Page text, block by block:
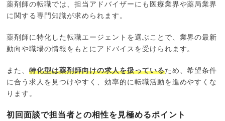
薬剤師の転職では、担当アドバイザーにも医療業界や薬局業界
に関する専門知識が求められます。
薬剤師に特化した転職エージェントを選ぶことで、業界の最新
動向や職場の情報をもとにアドバイスを受けられます。
また、特化型は薬剤師向けの求人を扱っているため、希望条件
に合う求人を見つけやすく、効率的に転職活動を進めやすくな
ります。
初回面談で担当者との相性を見極めるポイント